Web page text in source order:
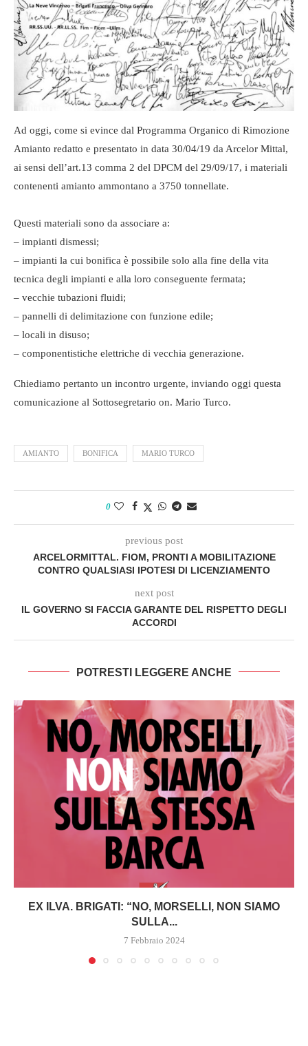
Ad oggi, come si evince dal Programma Organico di Rimozione
Amianto redatto e presentato in data 30/04/19 da Arcelor Mittal,
ai sensi dell’art.13 comma 2 del DPCM del 29/09/17, i materiali
contenenti amianto ammontano a 3750 tonnellate.
Questi materiali sono da associare a:
– impianti dismessi;
– impianti la cui bonifica è possibile solo alla fine della vita
tecnica degli impianti e alla loro conseguente fermata;
– vecchie tubazioni fluidi;
– pannelli di delimitazione con funzione edile;
– locali in disuso;
– componentistiche elettriche di vecchia generazione.
Chiediamo pertanto un incontro urgente, inviando oggi questa
comunicazione al Sottosegretario on. Mario Turco.
AMIANTO BONIFICA MARIO TURCO
0
previous post
ARCELORMITTAL. FIOM, PRONTI A MOBILITAZIONE
CONTRO QUALSIASI IPOTESI DI LICENZIAMENTO
next post
IL GOVERNO SI FACCIA GARANTE DEL RISPETTO DEGLI
ACCORDI
POTRESTI LEGGERE ANCHE
EX ILVA. BRIGATI: “NO, MORSELLI, NON SIAMO
SULLA...
7 Febbraio 2024